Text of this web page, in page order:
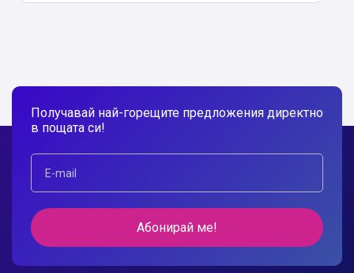
Получавай най-горещите предложения директно
в пощата си!
Абонирай ме!